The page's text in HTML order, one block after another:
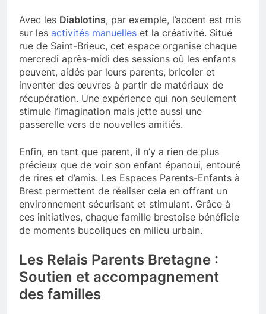
Avec les Diablotins, par exemple, l’accent est mis
sur les activités manuelles et la créativité. Situé
rue de Saint-Brieuc, cet espace organise chaque
mercredi après-midi des sessions où les enfants
peuvent, aidés par leurs parents, bricoler et
inventer des œuvres à partir de matériaux de
récupération. Une expérience qui non seulement
stimule l’imagination mais jette aussi une
passerelle vers de nouvelles amitiés.
Enfin, en tant que parent, il n’y a rien de plus
précieux que de voir son enfant épanoui, entouré
de rires et d’amis. Les Espaces Parents-Enfants à
Brest permettent de réaliser cela en offrant un
environnement sécurisant et stimulant. Grâce à
ces initiatives, chaque famille brestoise bénéficie
de moments bucoliques en milieu urbain.
Les Relais Parents Bretagne :
Soutien et accompagnement
des familles